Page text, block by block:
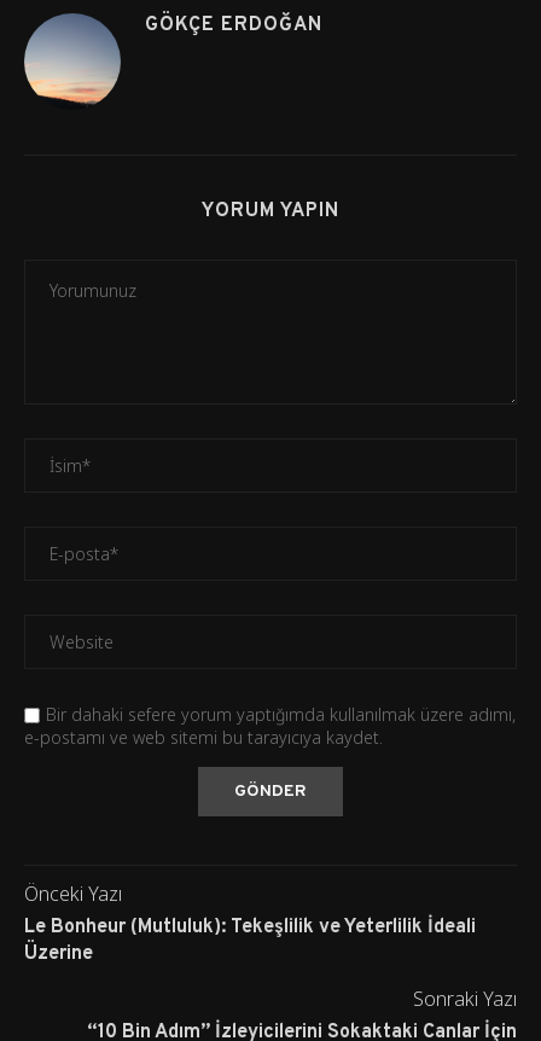
GÖKÇE ERDOĞAN
YORUM YAPIN
Bir dahaki sefere yorum yaptığımda kullanılmak üzere adımı,
e-postamı ve web sitemi bu tarayıcıya kaydet.
Önceki Yazı
Le Bonheur (Mutluluk): Tekeşlilik ve Yeterlilik İdeali
Üzerine
Sonraki Yazı
“10 Bin Adım” İzleyicilerini Sokaktaki Canlar İçin